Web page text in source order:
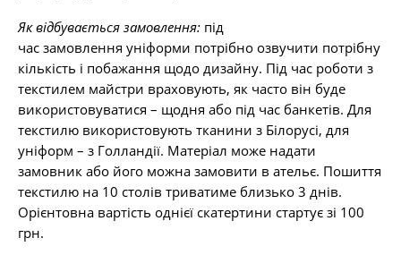
Як відбувається замовлення: під
час замовлення уніформи потрібно озвучити потрібну
кількість і побажання щодо дизайну. Під час роботи з
текстилем майстри враховують, як часто він буде
використовуватися – щодня або під час банкетів. Для
текстилю використовують тканини з Білорусі, для
уніформ – з Голландії. Матеріал може надати
замовник або його можна замовити в ательє. Пошиття
текстилю на 10 столів триватиме близько 3 днів.
Орієнтовна вартість однієї скатертини стартує зі 100
грн.